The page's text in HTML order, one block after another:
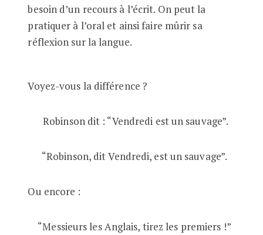
besoin d’un recours à l’écrit. On peut la
pratiquer à l’oral et ainsi faire mûrir sa
réflexion sur la langue.
Voyez-vous la différence ?
Robinson dit : “Vendredi est un sauvage”.
“Robinson, dit Vendredi, est un sauvage”.
Ou encore :
“Messieurs les Anglais, tirez les premiers !”